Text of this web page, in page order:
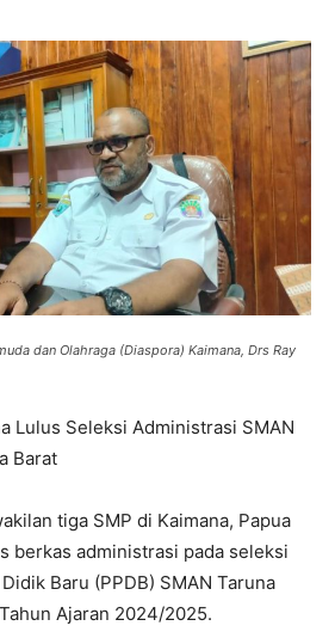
dan Olahraga (Diaspora) Kaimana, Drs Ray
Lulus Seleksi Administrasi SMAN
Barat
tiga SMP di Kaimana, Papua
berkas administrasi pada seleksi
Baru (PPDB) SMAN Taruna
Ajaran 2024/2025.